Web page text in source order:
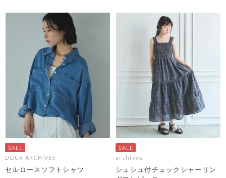
DOUX ARCHIVES
セルロースソフトシャツ
archives
シュシュ付チェックシャーリン